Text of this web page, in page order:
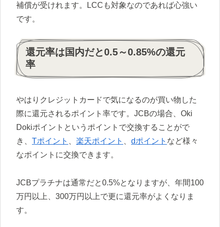
補償が受けれます。LCCも対象なのであれば心強い
です。
還元率は国内だと0.5～0.85%の還元
率
やはりクレジットカードで気になるのが買い物した
際に還元されるポイント率です。JCBの場合、Oki
Dokiポイントというポイントで交換することがで
き、 Tポイント 楽天ポイント dポイント など様々
なポイントに交換できます。
JCBプラチナは通常だと0.5%となりますが、年間100
万円以上、300万円以上で更に還元率がよくなりま
す。